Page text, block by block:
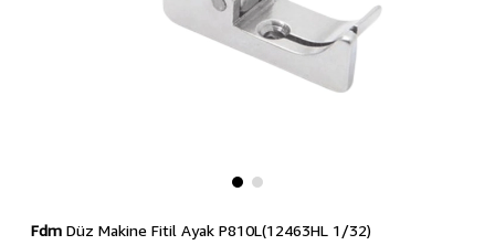
FdmDüz Makine Fitil Ayak P810L(12463HL 1/32)